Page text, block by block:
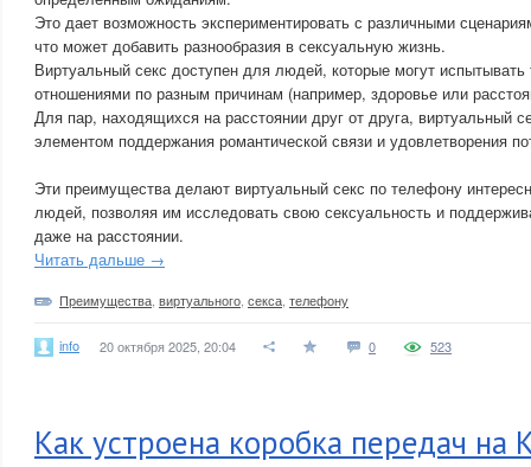
Это дает возможность экспериментировать с различными
что может добавить разнообразия в сексуальную жизнь.
Виртуальный секс доступен для людей, которые могут
отношениями по разным причинам (например, здоровье или
Для пар, находящихся на расстоянии друг от друга, виртуальный
элементом поддержания романтической связи и удовлетворения
Эти преимущества делают виртуальный секс по телефону
людей, позволяя им исследовать свою сексуальность и
даже на расстоянии.
Читать дальше →
Преимущества виртуального секса телефону
info 20 октября 2025, 20:04 0 523
Как устроена коробка передач на